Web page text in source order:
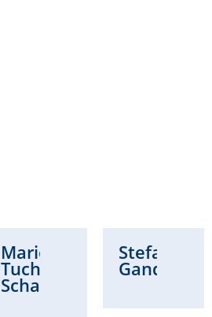
Marie
Tuchscherer-
Schad
Stefanie
Gandt